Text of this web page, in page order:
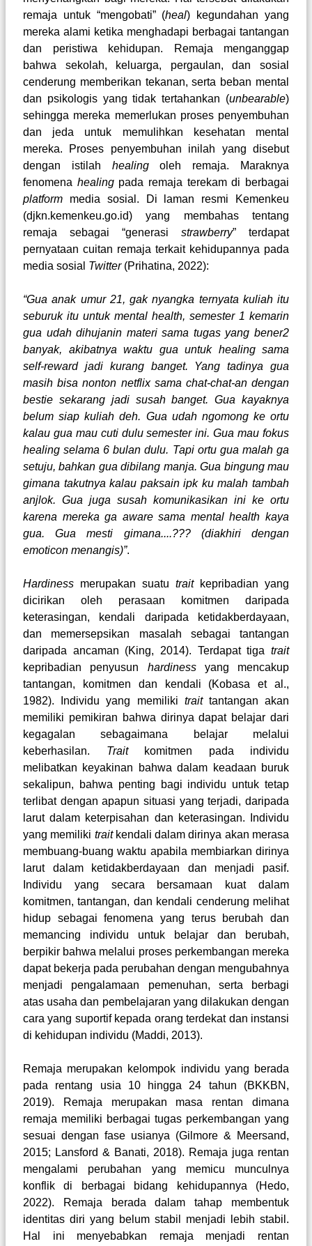
remaja untuk “mengobati” (heal) kegundahan yang
mereka alami ketika menghadapi berbagai tantangan
dan peristiwa kehidupan. Remaja menganggap
bahwa sekolah, keluarga, pergaulan, dan sosial
cenderung memberikan tekanan, serta beban mental
dan psikologis yang tidak tertahankan (unbearable)
sehingga mereka memerlukan proses penyembuhan
dan jeda untuk memulihkan kesehatan mental
mereka. Proses penyembuhan inilah yang disebut
dengan istilah healingoleh remaja. Maraknya
fenomena healingpada remaja terekam di berbagai
platform media sosial. Di laman resmi Kemenkeu
(djkn.kemenkeu.go.id) yang membahas tentang
remaja sebagai “generasi strawberry” terdapat
pernyataan cuitan remaja terkait kehidupannya pada
media sosial Twitter (Prihatina, 2022):
“Gua anak umur 21, gak nyangka ternyata kuliah itu
seburuk itu untuk mental health, semester 1 kemarin
gua udah dihujanin materi sama tugas yang bener2
banyak, akibatnya waktu gua untuk healing sama
self-reward jadi kurang banget. Yang tadinya gua
masih bisa nonton netflix sama chat-chat-an dengan
bestie sekarang jadi susah banget. Gua kayaknya
belum siap kuliah deh. Gua udah ngomong ke ortu
kalau gua mau cuti dulu semester ini. Gua mau fokus
healing selama 6 bulan dulu. Tapi ortu gua malah ga
setuju, bahkan gua dibilang manja. Gua bingung mau
gimana takutnya kalau paksain ipk ku malah tambah
anjlok. Gua juga susah komunikasikan ini ke ortu
karena mereka ga aware sama mental health kaya
gua. Gua mesti gimana....??? (diakhiri dengan
emoticon menangis)”.
Hardiness merupakan suatu trait kepribadian yang
dicirikan oleh perasaan komitmen daripada
keterasingan, kendali daripada ketidakberdayaan,
dan memersepsikan masalah sebagai tantangan
daripada ancaman (King, 2014). Terdapat tigatrait
kepribadian penyusun hardiness yang mencakup
tantangan, komitmen dan kendali (Kobasa et al.,
1982). Individu yang memiliki trait tantangan akan
memiliki pemikiran bahwa dirinya dapat belajar dari
kegagalan sebagaimana belajar melalui
keberhasilan. Trait
komitmen pada individu
melibatkan keyakinan bahwa dalam keadaan buruk
sekalipun, bahwa penting bagi individu untuk tetap
terlibat dengan apapun situasi yang terjadi, daripada
larut dalam keterpisahan dan keterasingan. Individu
yang memiliki trait kendali dalam dirinya akan merasa
membuang-buang waktu apabila membiarkan dirinya
larut dalam ketidakberdayaan dan menjadi pasif.
Individu yang secara bersamaan kuat dalam
komitmen, tantangan, dan kendali cenderung melihat
hidup sebagai fenomena yang terus berubah dan
memancing individu untuk belajar dan berubah,
berpikir bahwa melalui proses perkembangan mereka
dapat bekerja pada perubahan dengan mengubahnya
menjadi pengalamaan pemenuhan, serta berbagi
atas usaha dan pembelajaran yang dilakukan dengan
cara yang suportif kepada orang terdekat dan instansi
di kehidupan individu (Maddi, 2013).
Remaja merupakan kelompok individu yang berada
pada rentang usia 10 hingga 24 tahun (BKKBN,
2019). Remaja merupakan masa rentan dimana
remaja memiliki berbagai tugas perkembangan yang
sesuai dengan fase usianya (Gilmore & Meersand,
2015; Lansford & Banati, 2018). Remaja juga rentan
mengalami perubahan yang memicu munculnya
konflik di berbagai bidang kehidupannya (Hedo,
2022). Remaja berada dalam tahap membentuk
identitas diri yang belum stabil menjadi lebih stabil.
Hal ini menyebabkan remaja menjadi rentan